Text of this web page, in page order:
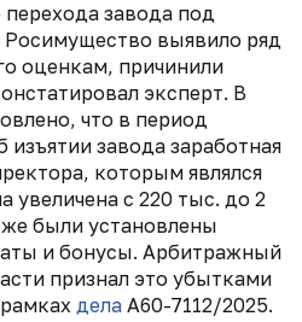
завода под
Росимущество выявило ряд
оценкам, причинили
эксперт. В
что в период
изъятии завода заработная
которым являлся
увеличена с 220 тыс. до 2
были установлены
и бонусы. Арбитражный
признал это убытками
дела А60-7112/2025.